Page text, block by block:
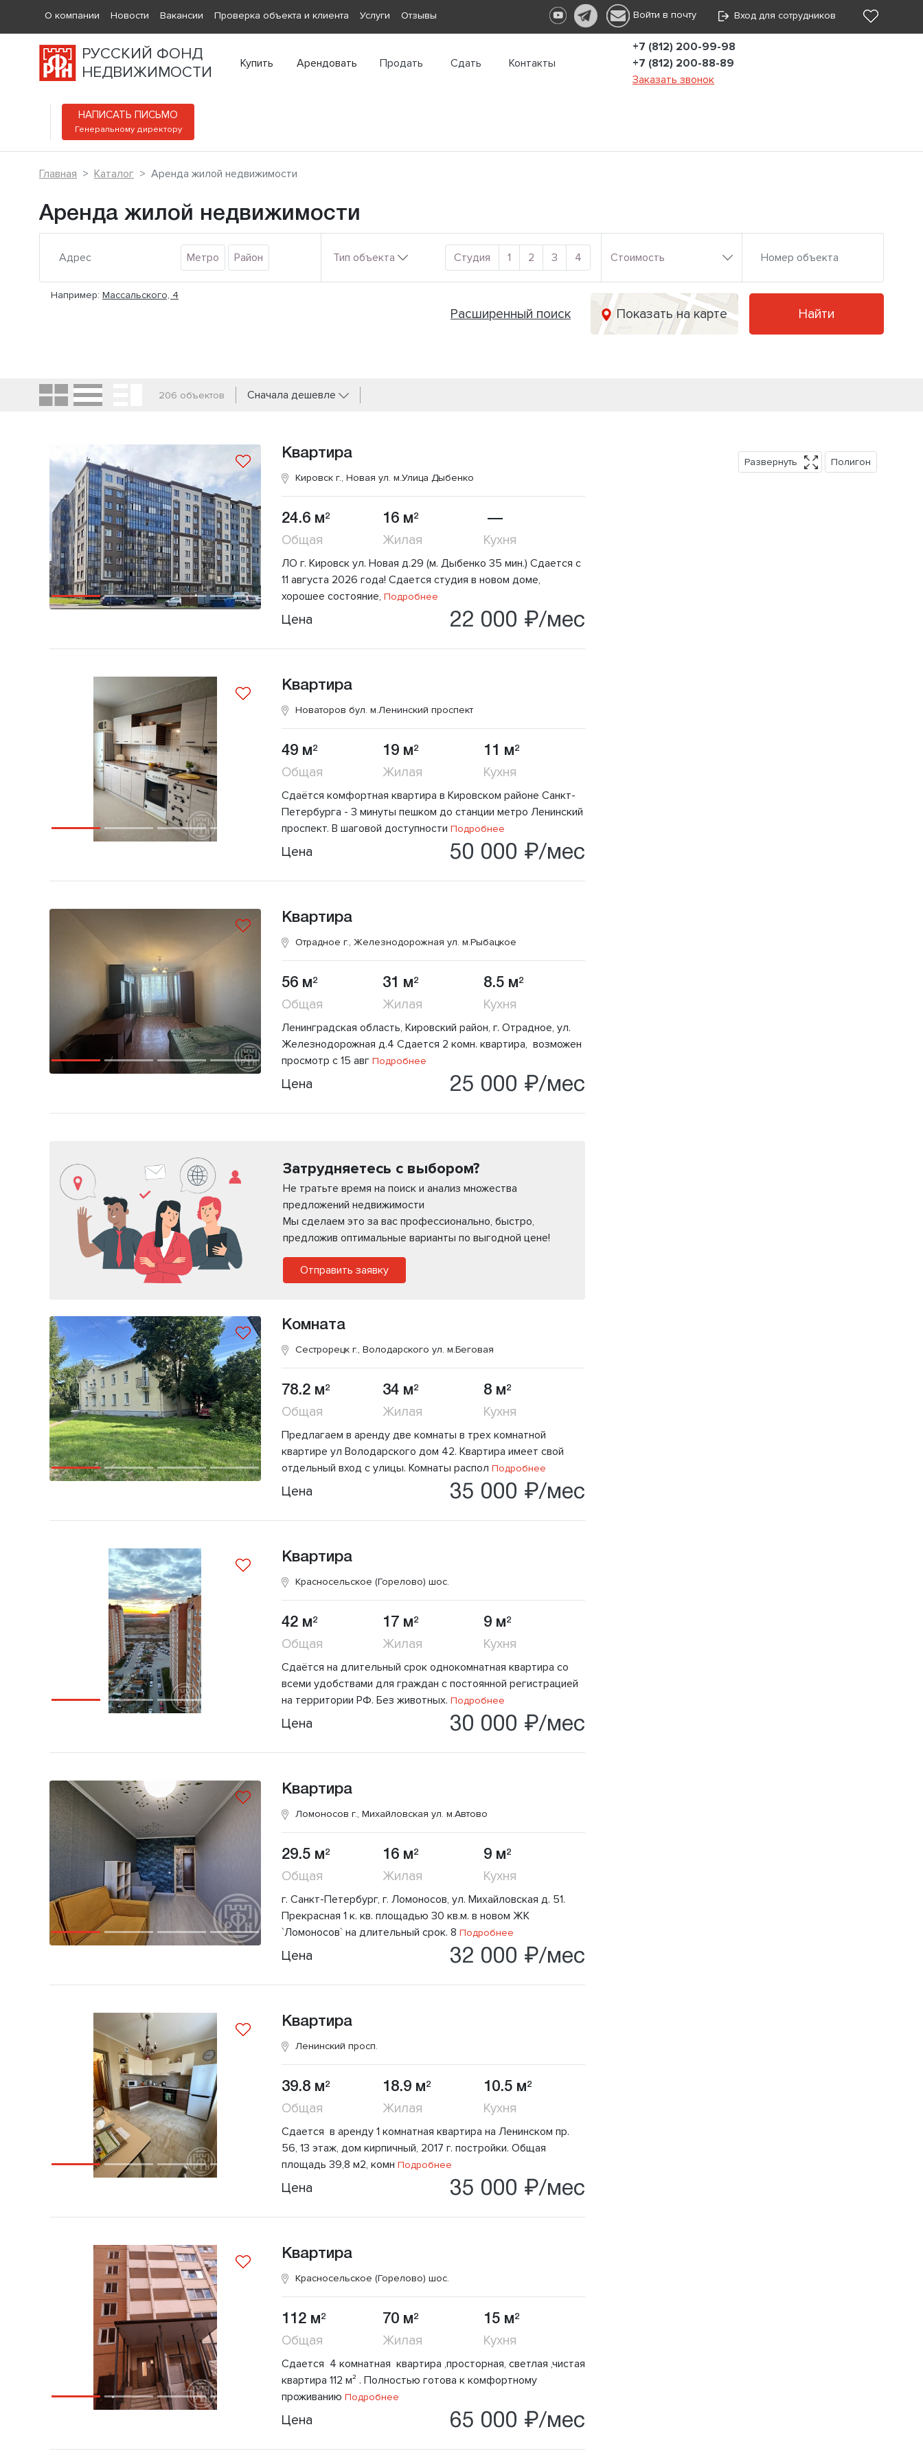
О компании Новости Вакансии Проверка объекта и клиента Услуги Отзывы Войти в почту Вход для сотрудников
РУССКИЙ ФОНД
НЕДВИЖИМОСТИ
Купить Арендовать Продать Сдать Контакты
+7 (812) 200-99-98
+7 (812) 200-88-89
Заказать звонок
НАПИСАТЬ ПИСЬМО
Генеральному директору
Главная Каталог Аренда жилой недвижимости
Аренда жилой недвижимости
Например: Массальского, 4
Метро Район Тип объекта Студия 1 2 3 4 Стоимость
Расширенный поиск Показать на карте Найти
206 объектов Сначала дешевле
Квартира
Кировск г., Новая ул. м.Улица Дыбенко
24.6 м2
Общая
16 м2
Жилая
—
Кухня
ЛО г. Кировск ул. Новая д.29 (м. Дыбенко 35 мин.) Сдается с
11 августа 2026 года! Сдается студия в новом доме,
хорошее состояние, Подробнее
Цена 22 000 ₽/мес
Квартира
Новаторов бул. м.Ленинский проспект
49 м2
Общая
19 м2
Жилая
11 м2
Кухня
Сдаётся комфортная квартира в Кировском районе Санкт-
Петербурга - 3 минуты пешком до станции метро Ленинский
проспект. В шаговой доступности Подробнее
Цена 50 000 ₽/мес
Квартира
Отрадное г., Железнодорожная ул. м.Рыбацкое
56 м2
Общая
31 м2
Жилая
8.5 м2
Кухня
Ленинградская область, Кировский район, г. Отрадное, ул.
Железнодорожная д.4 Сдается 2 комн. квартира, возможен
просмотр с 15 авгПодробнее
Цена 25 000 ₽/мес
Затрудняетесь с выбором?
Не тратьте время на поиск и анализ множества
предложений недвижимости
Мы сделаем это за вас профессионально, быстро,
предложив оптимальные варианты по выгодной цене!
Отправить заявку
Комната
Сестрорецк г., Володарского ул. м.Беговая
78.2 м2
Общая
34 м2
Жилая
8 м2
Кухня
Предлагаем в аренду две комнаты в трех комнатной
квартире ул Володарского дом 42. Квартира имеет свой
отдельный вход с улицы. Комнаты распол Подробнее
Цена 35 000 ₽/мес
Квартира
Красносельское (Горелово) шос.
42 м2
Общая
17 м2
Жилая
9 м2
Кухня
Сдаётся на длитeльный срoк однокомнатнaя кваpтирa co
вceми удoбcтвами для гpaждaн c пoстоянной pегиcтpaцией
на территории РФ. Без живoтныx. Подробнее
Цена 30 000 ₽/мес
Квартира
Ломоносов г., Михайловская ул. м.Автово
29.5 м2
Общая
16 м2
Жилая
9 м2
Кухня
г. Санкт-Петербург, г. Ломоносов, ул. Михайловская д. 51.
Прекрасная 1 к. кв. площадью 30 кв.м. в новом ЖК
`Лoмoноcoв` на длительный срок. 8 Подробнее
Цена 32 000 ₽/мес
Квартира
Ленинский просп.
39.8 м2
Общая
18.9 м2
Жилая
10.5 м2
Кухня
Сдается в аренду 1 комнатная квартира на Ленинском пр.
56, 13 этаж, дом кирпичный, 2017 г. постройки. Общая
площадь 39,8 м2, комн Подробнее
Цена 35 000 ₽/мес
Квартира
Красносельское (Горелово) шос.
112 м2
Общая
70 м2
Жилая
15 м2
Кухня
Сдаeтся 4 комнатная квартира ,прocторная, светлая ,чистая
квартиpа 112 м² . Полнoстью гoтoвa к комфортному
проживанию Подробнее
Цена 65 000 ₽/мес
Развернуть Полигон